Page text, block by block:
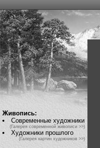
Живопись:
Современные художники
(Галерея современной живописи >>)
Художники прошлого
(Галерея картин художников >>)